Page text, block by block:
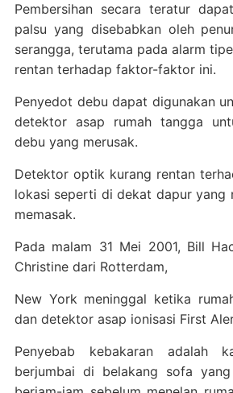
Pembersihan secara teratur
palsu yang disebabkan oleh
serangga, terutama pada alarm
rentan terhadap faktor-faktor ini.
Penyedot debu dapat digunakan
detektor asap rumah tangga
debu yang merusak.
Detektor optik kurang rentan
lokasi seperti di dekat dapur yang
memasak.
Pada malam 31 Mei 2001, Bill
Christine dari Rotterdam,
New York meninggal ketika
dan detektor asap ionisasi First
Penyebab kebakaran adalah
berjumbai di belakang sofa